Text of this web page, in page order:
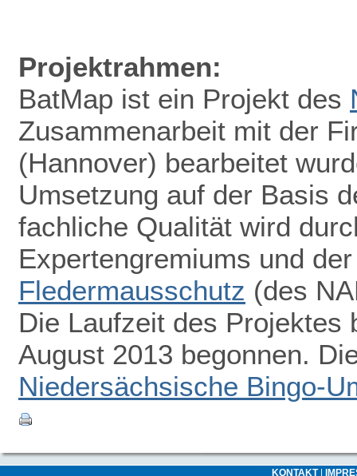
Projektrahmen:
BatMap ist ein Projekt des
Zusammenarbeit mit der
(Hannover) bearbeitet
Umsetzung auf der Basis
fachliche Qualität wird
Expertengremiums und
Fledermausschutz (des
Die Laufzeit des Projektes
August 2013 begonnen.
Niedersächsische Bingo-
KONTAKT|